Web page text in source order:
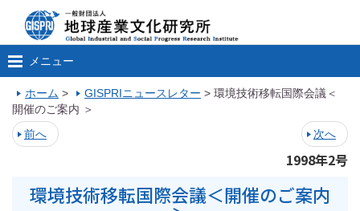
メニュー
ホーム > GISPRIニュースレター > 環境技術移転国際会議＜
開催のご案内 ＞
前へ
次へ
1998年2号
環境技術移転国際会議＜開催のご案内